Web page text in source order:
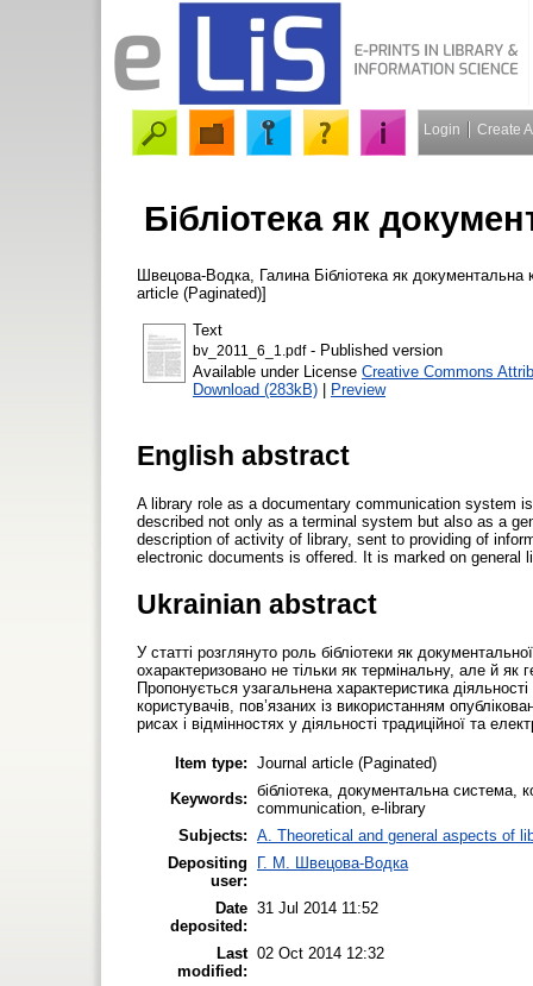
Login Create
Бібліотека як
Швецова-Водка, Галина Бібліотека як
article (Paginated)]
Text
bv_2011_6_1.pdf- Published version
Available under License Creative Commons
Download (283kB) | Preview
English abstract
A library role as a documentary communication system
described not only as a terminal system but also as a
description of activity of library, sent to providing of
electronic documents is offered. It is marked on
Ukrainian abstract
У статті розглянуто роль бібліотеки як
охарактеризовано не тільки як термінальну, але й як
Пропонується узагальнена характеристика
користувачів, пов’язаних із використанням
рисах і відмінностях у діяльності традиційної та
Item type: Journal article (Paginated)
Keywords: бібліотека, документальна система,
communication, e-library
Subjects: A. Theoretical and general aspects of
Depositing
user:
Г. М. Швецова-Водка
Date
deposited:
31 Jul 2014 11:52
Last
modified:
02 Oct 2014 12:32